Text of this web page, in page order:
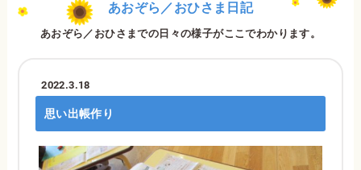
あおぞら／おひさま日記
あおぞら／おひさまでの日々の様子がここでわかります。
2022.3.18
思い出帳作り